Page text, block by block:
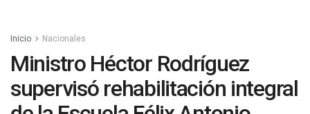
Inicio Nacionales
Ministro Héctor Rodríguez
supervisó rehabilitación integral